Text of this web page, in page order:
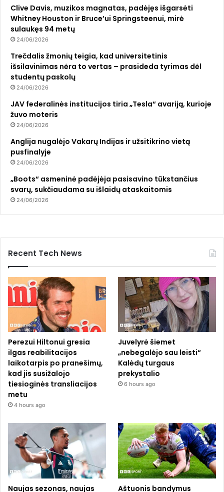
Clive Davis, muzikos magnatas, padėjęs išgarsėti
Whitney Houston ir Bruce’ui Springsteenui, mirė
sulaukęs 94 metų
24/06/2026
Trečdalis žmonių teigia, kad universitetinis
išsilavinimas nėra to vertas – prasideda tyrimas dėl
studentų paskolų
24/06/2026
JAV federalinės institucijos tiria „Tesla“ avariją, kurioje
žuvo moteris
24/06/2026
Anglija nugalėjo Vakarų Indijas ir užsitikrino vietą
pusfinalyje
24/06/2026
„Boots“ asmeninė padėjėja pasisavino tūkstančius
svarų, sukčiaudama su išlaidų ataskaitomis
24/06/2026
Recent Tech News
Perezui Hiltonui gresia
ilgas reabilitacijos
laikotarpis po pranešimų,
kad jis susižalojo
tiesioginės transliacijos
metu
4 hours ago
Juvelyrė šiemet
„nebegalėjo sau leisti“
Kalėdų turgaus
prekystalio
6 hours ago
Naujas sezonas, naujas
Aštuonis bandymus